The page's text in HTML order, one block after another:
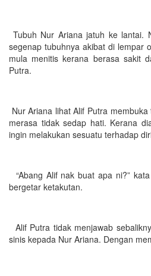
Tubuh Nur Ariana jatuh ke lantai.
segenap tubuhnya akibat di lempar
mula menitis kerana berasa sakit
Putra.
Nur Ariana lihat Alif Putra
merasa tidak sedap hati. Kerana
ingin melakukan sesuatu terhadap
“Abang Alif nak buat apa ni?”
bergetar ketakutan.
Alif Putra tidak menjawab
sinis kepada Nur Ariana. Dengan